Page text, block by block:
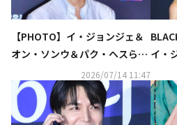
【PHOTO】イ・ジョンジェ＆
オン・ソンウ＆パク・ヘスら、
映画「ホープ」VIP試写会に出
席（動画あり）
2026/07/14 11:47
イ・
リ
プ」